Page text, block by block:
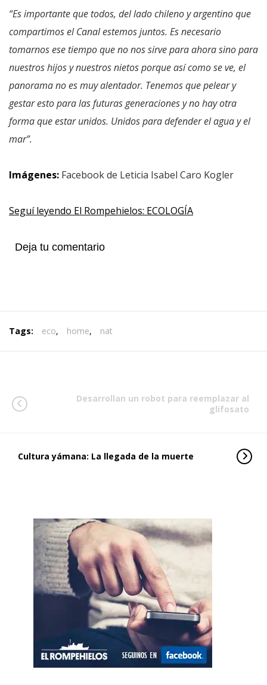
“Es importante que todos, del lado chileno y argentino que
compartimos el Canal estemos juntos. Es necesario
tomarnos ese tiempo que no nos sirve para ahora sino para
nuestros hijos y nuestros nietos porque así como se ve, el
panorama no es muy alentador. Tenemos que pelear y
gestar esto para las futuras generaciones y no hay otra
forma que estar unidos. Unidos para defender el agua y el
mar”.
Imágenes: Facebook de Leticia Isabel Caro Kogler
Seguí leyendo El Rompehielos: ECOLOGÍA
Deja tu comentario
Tags: eco, home, nat
Desarrollan un robot para reemplazar al
glifosato
Cultura yámana: La llegada de la muerte